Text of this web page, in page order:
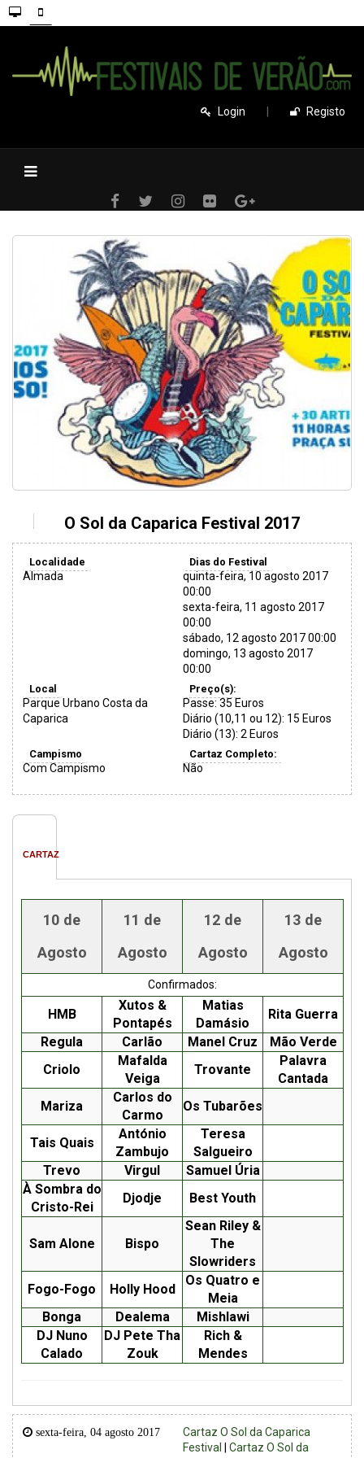
Login Registo
O Sol da Caparica Festival 2017
Localidade
Almada
Dias do Festival
quinta-feira, 10 agosto 2017
00:00
sexta-feira, 11 agosto 2017
00:00
sábado, 12 agosto 2017 00:00
domingo, 13 agosto 2017
00:00
Local
Parque Urbano Costa da
Caparica
Preço(s):
Passe: 35 Euros
Diário (10,11 ou 12): 15 Euros
Diário (13): 2 Euros
Campismo
Com Campismo
Cartaz Completo:
Não
CARTAZ
10 de
Agosto
11 de
Agosto
12 de
Agosto
13 de
Agosto
Confirmados:
HMB
Xutos &
Pontapés
Matias
Damásio
Rita Guerra
Regula
Carlão Manel Cruz
Mão Verde
Criolo
Mafalda
Veiga
Trovante
Palavra
Cantada
Mariza
Carlos do
Carmo
Os Tubarões
Tais Quais
António
Zambujo
Teresa
Salgueiro
Trevo
Virgul
Samuel Úria
À Sombra do
Cristo-Rei
Djodje Best Youth
Sam Alone Bispo
Sean Riley &
The
Slowriders
Fogo-Fogo
Holly Hood
Os Quatro e
Meia
Bonga
Dealema
Mishlawi
DJ Nuno
Calado
DJ Pete Tha
Zouk
Rich &
Mendes
sexta-feira, 04 agosto 2017
Cartaz O Sol da Caparica
Festival
|Cartaz O Sol da